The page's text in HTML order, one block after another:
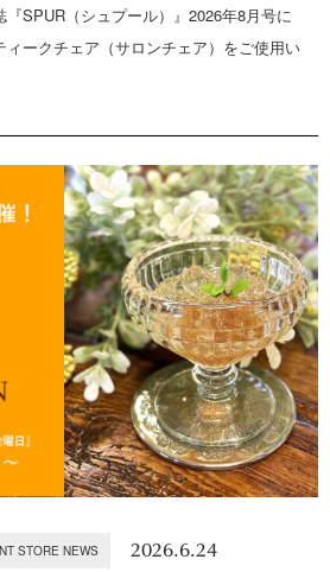
SPUR（シュプール）』2026年8月号に
ークチェア（サロンチェア）をご使用い
STORE NEWS 2026.6.24